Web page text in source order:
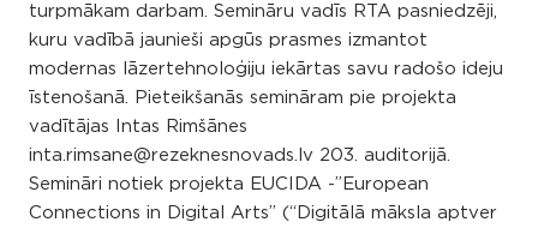
turpmākam darbam. Semināru vadīs RTA pasniedzēji,
kuru vadībā jaunieši apgūs prasmes izmantot
modernas lāzertehnoloģiju iekārtas savu radošo ideju
īstenošanā. Pieteikšanās semināram pie projekta
vadītājas Intas Rimšānes
inta.rimsane@rezeknesnovads.lv 203. auditorijā.
Semināri notiek projekta EUCIDA -”European
Connections in Digital Arts” (“Digitālā māksla aptver